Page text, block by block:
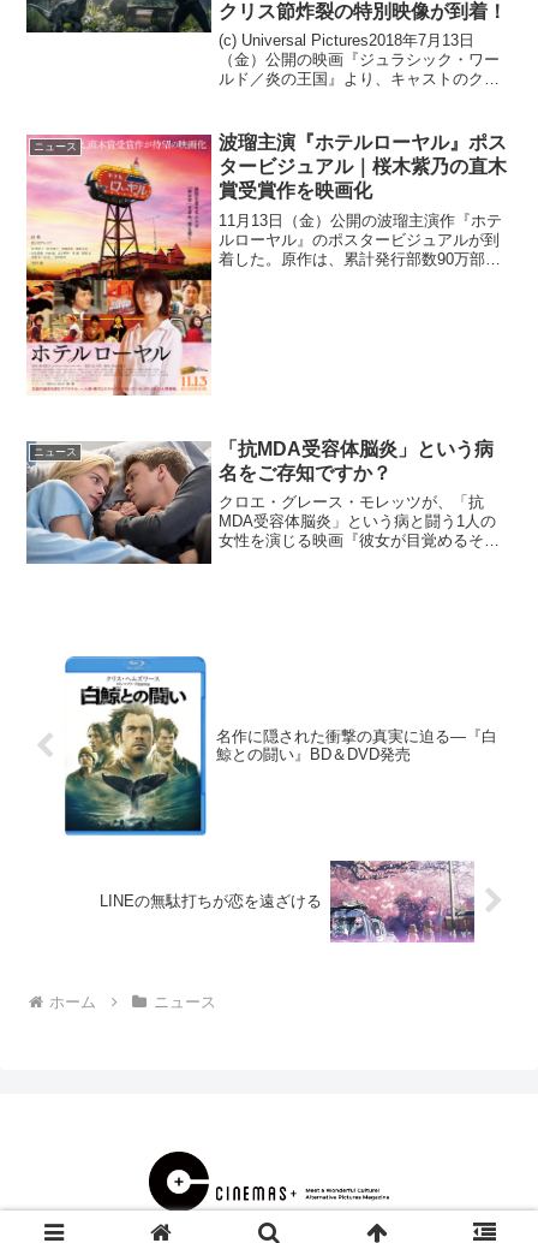
クリス節炸裂の特別映像が到着！
(c) Universal Pictures2018年7月13日
（金）公開の映画『ジュラシック・ワー
ルド／炎の王国』より、キャストのクリ
ーク』を“60秒”で案内する特...
ニュース
波瑠主演『ホテルローヤル』ポス
タービジュアル｜桜木紫乃の直木
賞受賞作を映画化
11月13日（金）公開の波瑠主演作『ホテ
ルローヤル』のポスタービジュアルが到
着した。原作は、累計発行部数90万部を
ニュース
「抗MDA受容体脳炎」という病
名をご存知ですか？
クロエ・グレース・モレッツが、「抗
MDA受容体脳炎」という病と闘う1人の
女性を演じる映画『彼女が目覚めるその
名作に隠された衝撃の真実に迫る―『白
鯨との闘い』BD＆DVD発売
LINEの無駄打ちが恋を遠ざける
ホーム ニュース
© 2000 CINEMAS＋.